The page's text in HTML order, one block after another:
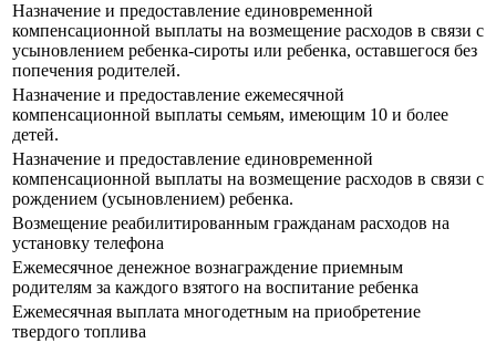
Назначение и предоставление единовременной
компенсационной выплаты на возмещение расходов в связи с
усыновлением ребенка-сироты или ребенка, оставшегося без
попечения родителей.
Назначение и предоставление ежемесячной
компенсационной выплаты семьям, имеющим 10 и более
детей.
Назначение и предоставление единовременной
компенсационной выплаты на возмещение расходов в связи с
рождением (усыновлением) ребенка.
Возмещение реабилитированным гражданам расходов на
установку телефона
Ежемесячное денежное вознаграждение приемным
родителям за каждого взятого на воспитание ребенка
Ежемесячная выплата многодетным на приобретение
твердого топлива